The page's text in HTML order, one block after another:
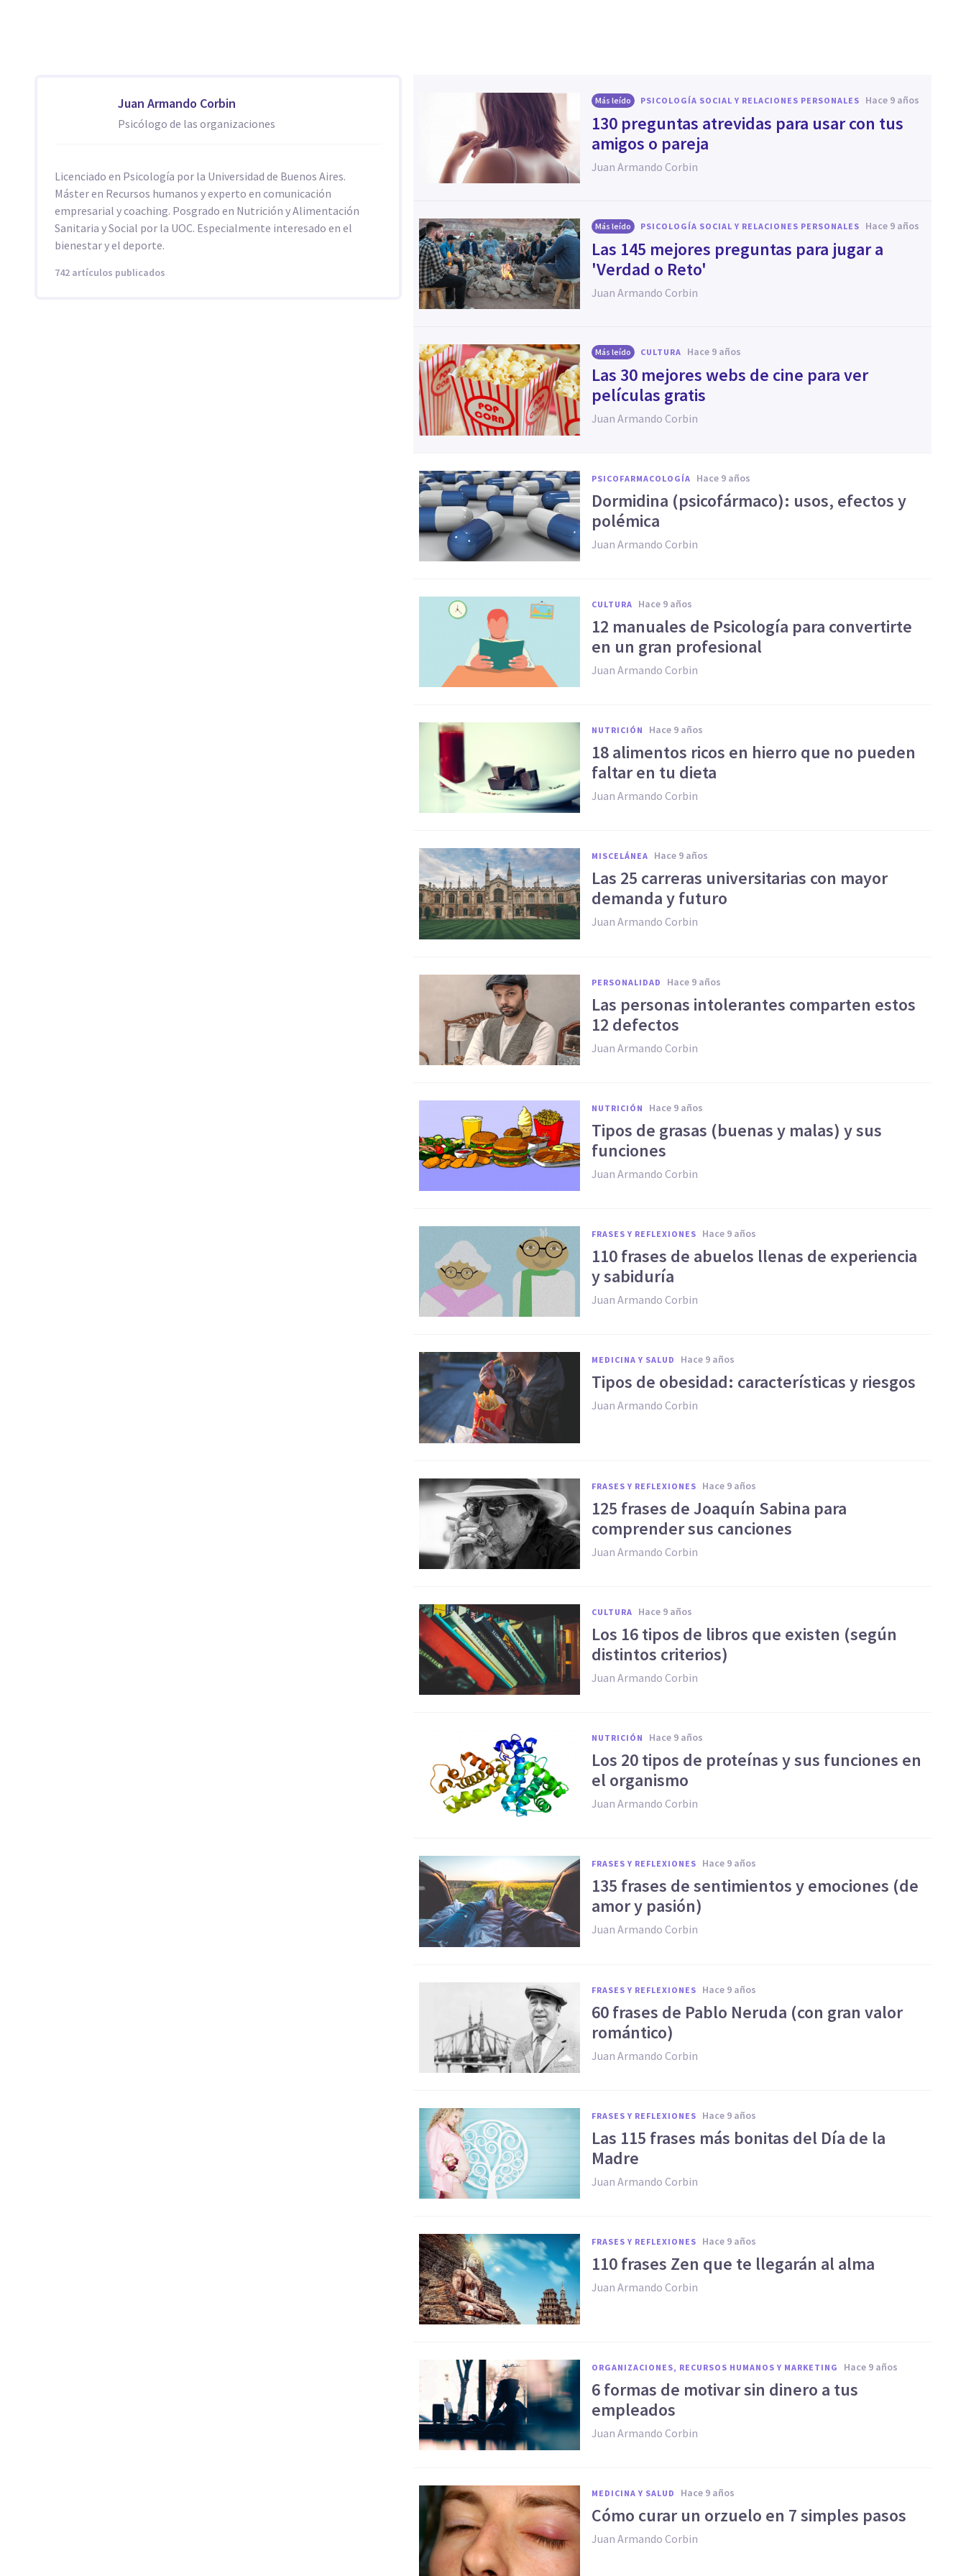
Juan Armando Corbin
Psicólogo de las organizaciones
Licenciado en Psicología por la Universidad de Buenos Aires.
Máster en Recursos humanos y experto en comunicación
empresarial y coaching. Posgrado en Nutrición y Alimentación
Sanitaria y Social por la UOC. Especialmente interesado en el
bienestar y el deporte.
742 artículos publicados
Más leído PSICOLOGÍA SOCIAL Y RELACIONES PERSONALES hace 9 años
130 preguntas atrevidas para usar con tus
amigos o pareja
Juan Armando Corbin
Más leído PSICOLOGÍA SOCIAL Y RELACIONES PERSONALES hace 9 años
Las 145 mejores preguntas para jugar a
'Verdad o Reto'
Juan Armando Corbin
Más leído CULTURA hace 9 años
Las 30 mejores webs de cine para ver
películas gratis
Juan Armando Corbin
PSICOFARMACOLOGÍA hace 9 años
​Dormidina (psicofármaco): usos, efectos y
polémica
Juan Armando Corbin
CULTURA hace 9 años
​12 manuales de Psicología para convertirte
en un gran profesional
Juan Armando Corbin
NUTRICIÓN hace 9 años
​18 alimentos ricos en hierro que no pueden
faltar en tu dieta
Juan Armando Corbin
MISCELÁNEA hace 9 años
​Las 25 carreras universitarias con mayor
demanda y futuro
Juan Armando Corbin
PERSONALIDAD hace 9 años
Las personas intolerantes comparten estos
12 defectos
Juan Armando Corbin
NUTRICIÓN hace 9 años
​Tipos de grasas (buenas y malas) y sus
funciones
Juan Armando Corbin
FRASES Y REFLEXIONES hace 9 años
110 frases de abuelos llenas de experiencia
y sabiduría
Juan Armando Corbin
MEDICINA Y SALUD hace 9 años
​Tipos de obesidad: características y riesgos
Juan Armando Corbin
FRASES Y REFLEXIONES hace 9 años
125 frases de Joaquín Sabina para
comprender sus canciones
Juan Armando Corbin
CULTURA hace 9 años
​Los 16 tipos de libros que existen (según
distintos criterios)
Juan Armando Corbin
NUTRICIÓN hace 9 años
​Los 20 tipos de proteínas y sus funciones en
el organismo
Juan Armando Corbin
FRASES Y REFLEXIONES hace 9 años
135 frases de sentimientos y emociones (de
amor y pasión)
Juan Armando Corbin
FRASES Y REFLEXIONES hace 9 años
60 frases de Pablo Neruda (con gran valor
romántico)
Juan Armando Corbin
FRASES Y REFLEXIONES hace 9 años
​Las 115 frases más bonitas del Día de la
Madre
Juan Armando Corbin
FRASES Y REFLEXIONES hace 9 años
110 frases Zen que te llegarán al alma
Juan Armando Corbin
ORGANIZACIONES, RECURSOS HUMANOS Y MARKETING hace 9 años
​6 formas de motivar sin dinero a tus
empleados
Juan Armando Corbin
MEDICINA Y SALUD hace 9 años
​Cómo curar un orzuelo en 7 simples pasos
Juan Armando Corbin